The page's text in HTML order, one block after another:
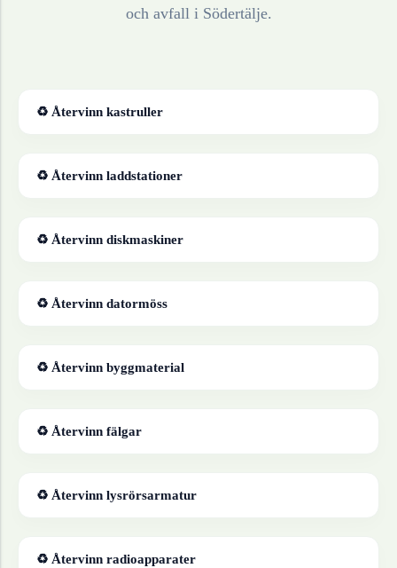
och avfall i Södertälje.
♻ Återvinn kastruller
♻ Återvinn laddstationer
♻ Återvinn diskmaskiner
♻ Återvinn datormöss
♻ Återvinn byggmaterial
♻ Återvinn fälgar
♻ Återvinn lysrörsarmatur
♻ Återvinn radioapparater